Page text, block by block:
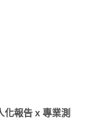
化報告 x 專業測